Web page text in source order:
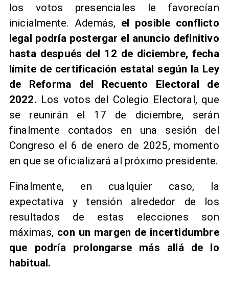
los votos presenciales le favorecían
inicialmente. Además, el posible conflicto
legal podría postergar el anuncio definitivo
hasta después del 12 de diciembre, fecha
límite de certificación estatal según la Ley
de Reforma del Recuento Electoral de
2022. Los votos del Colegio Electoral, que
se reunirán el 17 de diciembre, serán
finalmente contados en una sesión del
Congreso el 6 de enero de 2025, momento
en que se oficializará al próximo presidente.
Finalmente, en cualquier caso, la
expectativa y tensión alrededor de los
resultados de estas elecciones son
máximas, con un margen de incertidumbre
que podría prolongarse más allá de lo
habitual.